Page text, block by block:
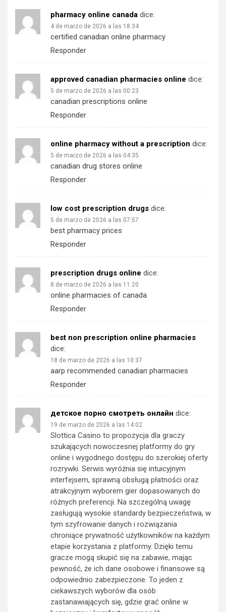
pharmacy online canada dice:
4 de marzo de 2026 a las 18:34
certified canadian online pharmacy
Responder
approved canadian pharmacies online dice:
5 de marzo de 2026 a las 00:23
canadian prescriptions online
Responder
online pharmacy without a prescription dice:
5 de marzo de 2026 a las 04:35
canadian drug stores online
Responder
low cost prescription drugs dice:
5 de marzo de 2026 a las 07:57
best pharmacy prices
Responder
prescription drugs online dice:
8 de marzo de 2026 a las 11:20
online pharmacies of canada
Responder
best non prescription online pharmacies
dice:
18 de marzo de 2026 a las 10:37
aarp recommended canadian pharmacies
Responder
детское порно смотреть онлайн dice:
19 de marzo de 2026 a las 14:02
Slottica Casino to propozycja dla graczy
szukających nowoczesnej platformy do gry
online i wygodnego dostępu do szerokiej oferty
rozrywki. Serwis wyróżnia się intuicyjnym
interfejsem, sprawną obsługą płatności oraz
atrakcyjnym wyborem gier dopasowanych do
różnych preferencji. Na szczególną uwagę
zasługują wysokie standardy bezpieczeństwa, w
tym szyfrowanie danych i rozwiązania
chroniące prywatność użytkowników na każdym
etapie korzystania z platformy. Dzięki temu
gracze mogą skupić się na zabawie, mając
pewność, że ich dane osobowe i finansowe są
odpowiednio zabezpieczone. To jeden z
ciekawszych wyborów dla osób
zastanawiających się, gdzie grać online w